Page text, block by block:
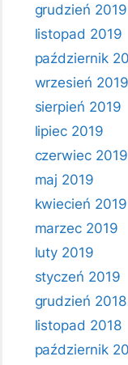
grudzień 2019
listopad 2019
październik
wrzesień 2019
sierpień 2019
lipiec 2019
czerwiec 2019
maj 2019
kwiecień 2019
marzec 2019
luty 2019
styczeń 2019
grudzień 2018
listopad 2018
październik